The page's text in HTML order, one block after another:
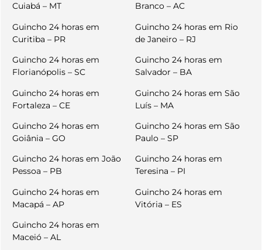
Cuiabá – MT
Guincho 24 horas em
Curitiba – PR
Guincho 24 horas em
Florianópolis – SC
Guincho 24 horas em
Fortaleza – CE
Guincho 24 horas em
Goiânia – GO
Guincho 24 horas em João
Pessoa – PB
Guincho 24 horas em
Macapá – AP
Guincho 24 horas em
Maceió – AL
Branco – AC
Guincho 24 horas em Rio
de Janeiro – RJ
Guincho 24 horas em
Salvador – BA
Guincho 24 horas em São
Luís – MA
Guincho 24 horas em São
Paulo – SP
Guincho 24 horas em
Teresina – PI
Guincho 24 horas em
Vitória – ES